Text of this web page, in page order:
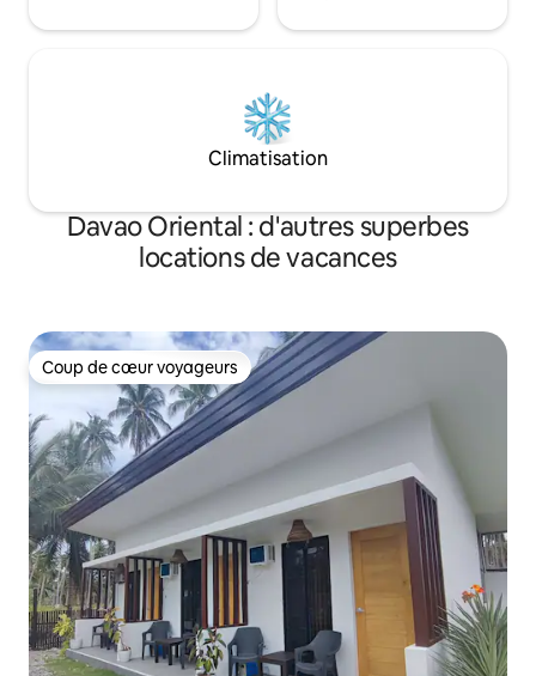
Climatisation
Davao Oriental : d'autres superbes
locations de vacances
Coup de cœur voyageurs
Coup de cœur voyageurs